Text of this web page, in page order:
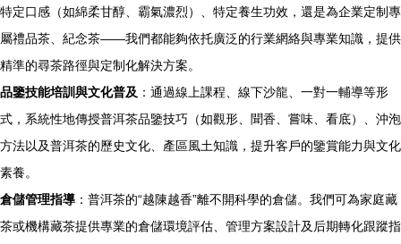
特定口感（如綿柔甘醇、霸氣濃烈）、特定養生功效，還是為企業定制專
屬禮品茶、紀念茶——我們都能夠依托廣泛的行業網絡與專業知識，提供
精準的尋茶路徑與定制化解決方案。
品鑒技能培訓與文化普及 ：通過線上課程、線下沙龍、一對一輔導等形
式，系統性地傳授普洱茶品鑒技巧（如觀形、聞香、嘗味、看底）、沖泡
方法以及普洱茶的歷史文化、產區風土知識，提升客戶的鑒賞能力與文化
素養。
倉儲管理指導 ：普洱茶的“越陳越香”離不開科學的倉儲。我們可為家庭藏
茶或機構藏茶提供專業的倉儲環境評估、管理方案設計及后期轉化跟蹤指